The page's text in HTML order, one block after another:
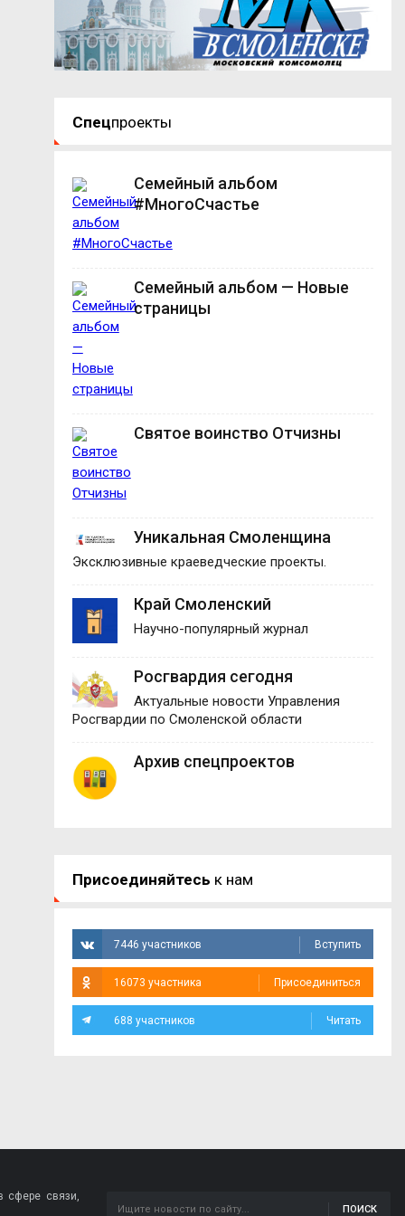
Спецпроекты
Семейный альбом
#МногоСчастье
Семейный альбом — Новые
страницы
Святое воинство Отчизны
Уникальная Смоленщина
Эксклюзивные краеведческие проекты.
Край Смоленский
Научно-популярный журнал
Росгвардия сегодня
Актуальные новости Управления
Росгвардии по Смоленской области
Архив спецпроектов
Присоединяйтесь к нам
7446 участников Вступить
16073 участника Присоединиться
688 участников Читать
сфере связи,
ПОИСК